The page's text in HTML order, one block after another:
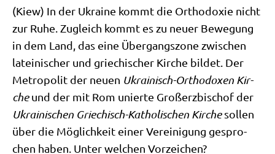
(Kiew) In der Ukrai­ne kommt die Ortho­do­xie nicht
zur Ruhe. Zugleich kommt es zu neu­er Bewe­gung
in dem Land, das eine Über­gangs­zo­ne zwi­schen
latei­ni­scher und grie­chi­scher Kir­che bil­det. Der
Metro­po­lit der neu­en Ukrai­nisch-Ortho­do­xen Kir­
cheund der mit Rom unier­te Groß­erz­bi­schof der
Ukrai­ni­schen Grie­chisch-Katho­li­schen Kir­chesol­len
über die Mög­lich­keit einer Ver­ei­ni­gung gespro­
chen haben. Unter wel­chen Vorzeichen?